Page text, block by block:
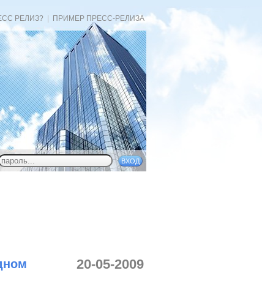
РЕЛИЗ? ПРИМЕР ПРЕСС-РЕЛИЗА
20-05-2009